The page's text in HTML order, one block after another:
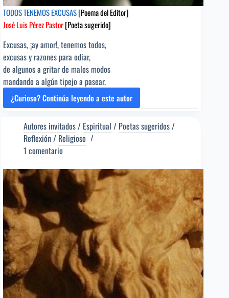
TODOS TENEMOS EXCUSAS[Poema del Editor]
José Luis Pérez Pastor[Poeta sugerido]
Excusas, ¡ay amor!, tenemos todos,
excusas y razones para odiar,
de algunos a gritar de malos modos
mandando a algún tipejo a pasear.
¿Curioso? Continúa leyendo a este autor
TODOS
EXCUSAS
[Poema
del
José
Luis
Pérez
Pastor
[Poeta
sugerido]
Autores invitados/ Espiritual / Poetas sugeridos/
Reflexión/ Religioso
1 comentario